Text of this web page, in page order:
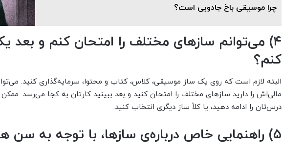
چرا موسیقی باخ جادویی است؟
۴) می‌توانم سازهای مختلف را امتحان کنم و بعد
کنم؟
البته لازم است که روی یک ساز موسیقی، کلاس، کتاب و محتوا، سرمایه‌گذاری کنید.
مالی‌اش را دارید سازهای مختلف را امتحان کنید و بعد ببینید کارتان به کجا می‌رسد.
درس‌تان را ادامه دهید، یا کلاً ساز دیگری انتخاب کنید.
۵) راهنمایی خاص درباره‌ی سازها، با توجه به سن هنرجو